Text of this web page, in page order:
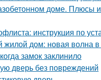
доме. Плюсы
инструкция по
дом: новая волна в
замок заклинило
дверь без повреждений